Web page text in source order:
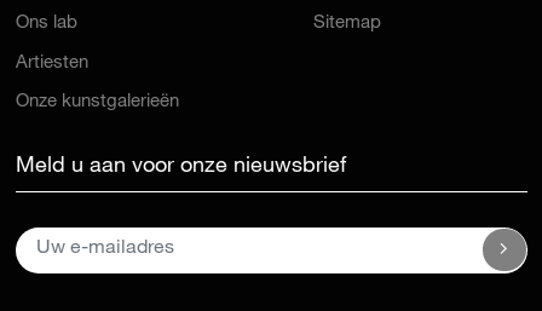
Ons lab
Artiesten
Onze kunstgalerieën
Sitemap
Meld u aan voor onze nieuwsbrief